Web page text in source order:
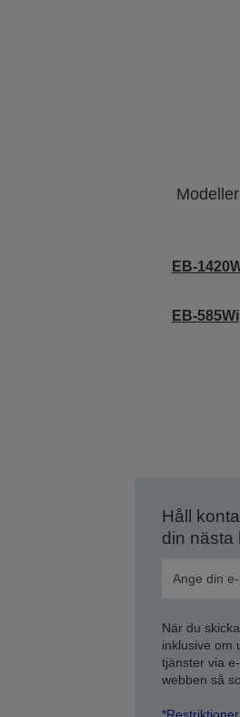
EB-
EB-585Wi
Håll
din nästa
När du
inklusive om
tjänster via
webben så